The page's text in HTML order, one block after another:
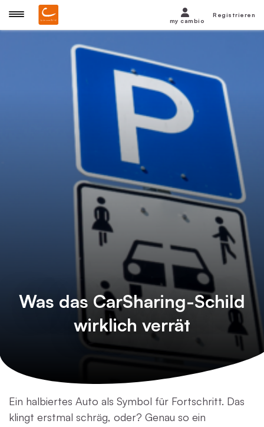
Was das CarSharing-Schild
wirklich verrät
Ein halbiertes Auto als Symbol für Fortschritt. Das
klingt erstmal schräg, oder? Genau so ein
my cambio
Registrieren